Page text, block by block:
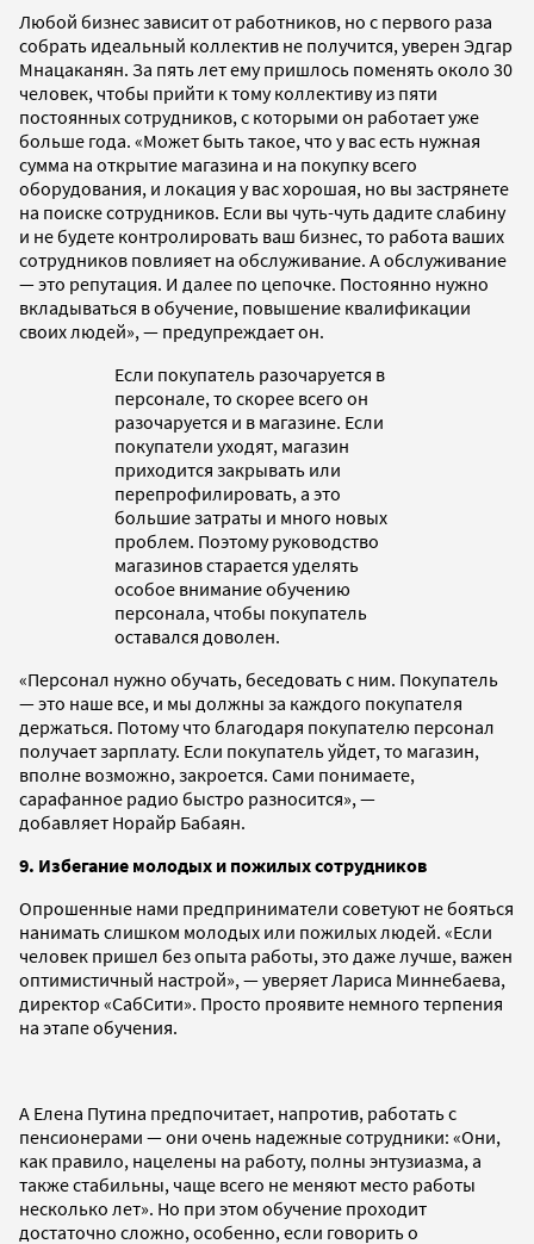
Любой бизнес зависит от работников, но с первого раза
собрать идеальный коллектив не получится, уверен Эдгар
Мнацаканян. За пять лет ему пришлось поменять около 30
человек, чтобы прийти к тому коллективу из пяти
постоянных сотрудников, с которыми он работает уже
больше года. «Может быть такое, что у вас есть нужная
сумма на открытие магазина и на покупку всего
оборудования, и локация у вас хорошая, но вы застрянете
на поиске сотрудников. Если вы чуть-чуть дадите слабину
и не будете контролировать ваш бизнес, то работа ваших
сотрудников повлияет на обслуживание. А обслуживание
— это репутация. И далее по цепочке. Постоянно нужно
вкладываться в обучение, повышение квалификации
своих людей», — предупреждает он.
Если покупатель разочаруется в
персонале, то скорее всего он
разочаруется и в магазине. Если
покупатели уходят, магазин
приходится закрывать или
перепрофилировать, а это
большие затраты и много новых
проблем. Поэтому руководство
магазинов старается уделять
особое внимание обучению
персонала, чтобы покупатель
оставался доволен.
«Персонал нужно обучать, беседовать с ним. Покупатель
— это наше все, и мы должны за каждого покупателя
держаться. Потому что благодаря покупателю персонал
получает зарплату. Если покупатель уйдет, то магазин,
вполне возможно, закроется. Сами понимаете,
сарафанное радио быстро разносится», —
добавляет Норайр Бабаян.
9. Избегание молодых и пожилых сотрудников
Опрошенные нами предприниматели советуют не бояться
нанимать слишком молодых или пожилых людей. «Если
человек пришел без опыта работы, это даже лучше, важен
оптимистичный настрой», — уверяет Лариса Миннебаева,
директор «СабСити». Просто проявите немного терпения
на этапе обучения.
А Елена Путина предпочитает, напротив, работать с
пенсионерами — они очень надежные сотрудники: «Они,
как правило, нацелены на работу, полны энтузиазма, а
также стабильны, чаще всего не меняют место работы
несколько лет». Но при этом обучение проходит
достаточно сложно, особенно, если говорить о